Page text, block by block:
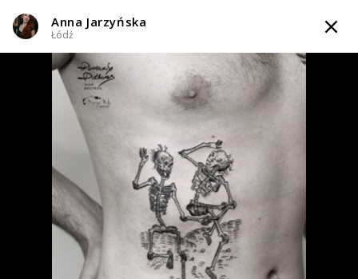
TATTOOARTIST
Anna Jarzyńska
Blackwork / Blackout / Celtycki / Dotwork / Gotycki /
Graficzny / Sketchi 3 więcej
WIADOMOŚĆ
WZORY INFO
Anna Jarzyńska
Łódź